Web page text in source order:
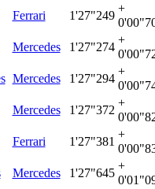
Ferrari 1'27"249
+
Mercedes 1'27"274
+
Mercedes 1'27"294
+
Mercedes 1'27"372
+
Ferrari 1'27"381
+
Mercedes 1'27"645
+